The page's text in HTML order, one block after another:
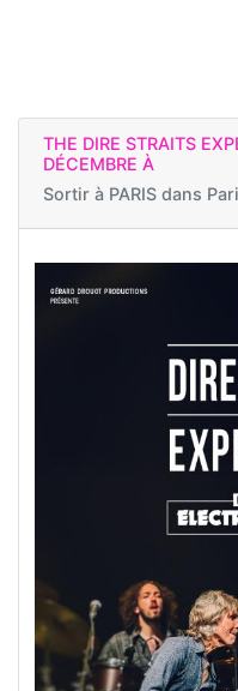
THE DIRE STRAITS
DÉCEMBRE À
Sortir à PARIS dans